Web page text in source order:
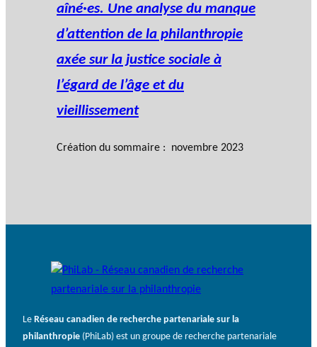
aîné·es. Une analyse du manque
d’attention de la philanthropie
axée sur la justice sociale à
l’égard de l’âge et du
vieillissement
Création du sommaire : novembre 2023
Le Réseau canadien de recherche partenariale sur la
philanthropie (PhiLab) est un groupe de recherche partenariale